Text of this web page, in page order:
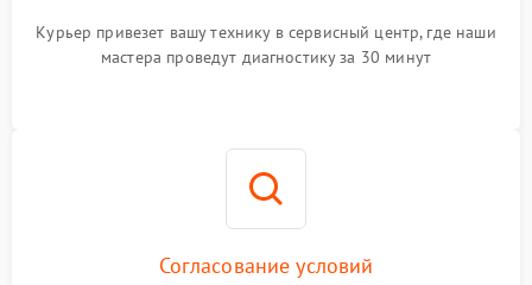
Курьер привезет вашу технику в сервисный центр, где наши
мастера проведут диагностику за 30 минут
Согласование условий